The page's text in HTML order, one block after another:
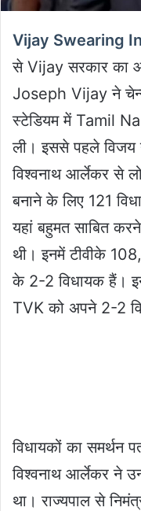
Vijay Swearing
से Vijay सरकार का
Joseph Vijay ने
स्टेडियम में Tamil
ली। इससे पहले विजय
विश्वनाथ आर्लेकर से
बनाने के लिए 121
यहां बहुमत साबित
थी। इनमें टीवीके
के 2-2 विधायक हैं।
TVK को अपने 2-2
विधायकों का समर्थन
विश्वनाथ आर्लेकर ने
था। राज्यपाल से